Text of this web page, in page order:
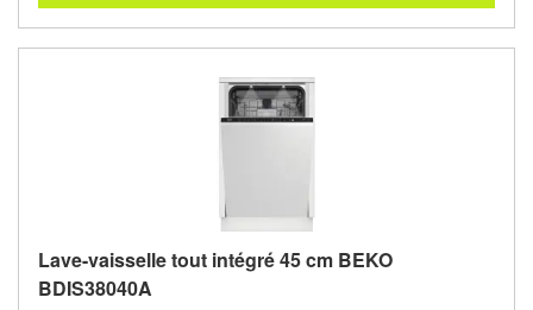
Lave-vaisselle tout intégré 45 cm BEKO
BDIS38040A